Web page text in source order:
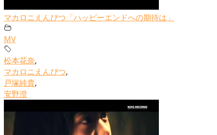
マカロニえんぴつ「ハッピーエンドへの期待は」
MV
松本花奈,
マカロニえんぴつ,
戸塚純貴,
安野澄